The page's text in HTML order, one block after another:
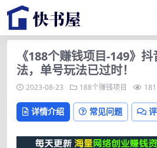
《188个赚钱项目-149》
法，单号玩法已过时！
2023-08-23 188个赚钱项目 181
详情介绍 常见问题